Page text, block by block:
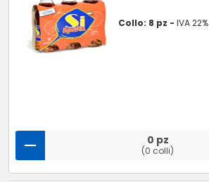
Collo: 8 pz -IVA 22%
0 pz
(0 colli)